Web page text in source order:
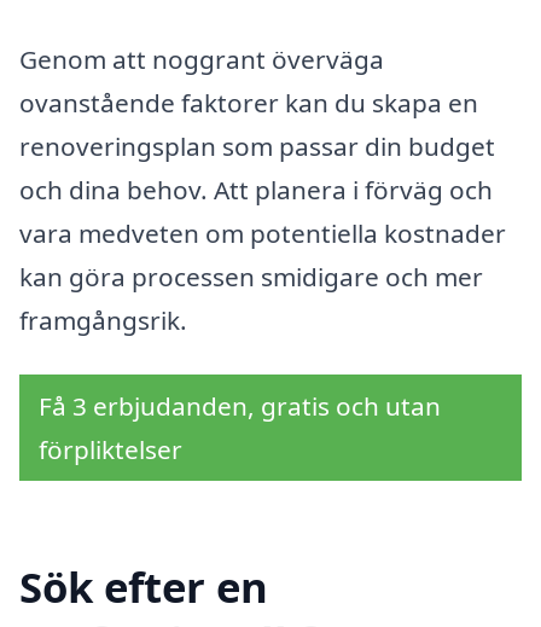
Genom att noggrant överväga
ovanstående faktorer kan du skapa en
renoveringsplan som passar din budget
och dina behov. Att planera i förväg och
vara medveten om potentiella kostnader
kan göra processen smidigare och mer
framgångsrik.
Få 3 erbjudanden, gratis och utan
förpliktelser
Sök efter en